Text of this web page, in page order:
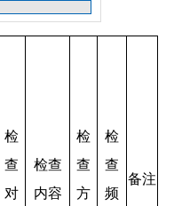
检
查
对
检查
内容
检
查
方
检
查
频
备注